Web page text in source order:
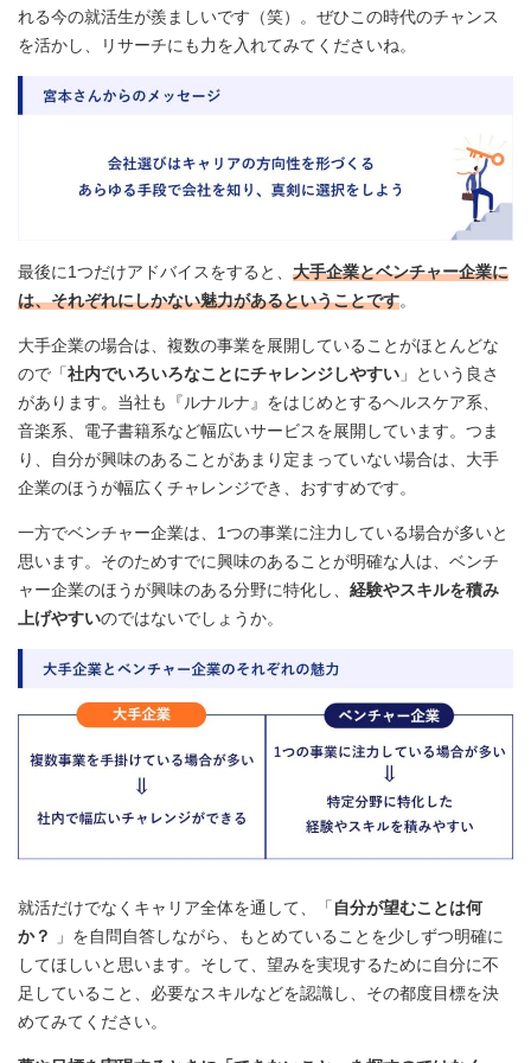
れる今の就活生が羨ましいです（笑）。ぜひこの時代のチャンス
を活かし、リサーチにも力を入れてみてくださいね。
最後に1つだけアドバイスをすると、 大手企業とベンチャー企業に
は、それぞれにしかない魅力があるということです。
大手企業の場合は、複数の事業を展開していることがほとんどな
ので「社内でいろいろなことにチャレンジしやすい 」という良さ
があります。当社も『ルナルナ』をはじめとするヘルスケア系、
音楽系、電子書籍系など幅広いサービスを展開しています。つま
り、自分が興味のあることがあまり定まっていない場合は、大手
企業のほうが幅広くチャレンジでき、おすすめです。
一方でベンチャー企業は、1つの事業に注力している場合が多いと
思います。そのためすでに興味のあることが明確な人は、ベンチ
ャー企業のほうが興味のある分野に特化し、 経験やスキルを積み
上げやすいのではないでしょうか。
就活だけでなくキャリア全体を通して、「自分が望むことは何
か？
」を自問自答しながら、もとめていることを少しずつ明確に
してほしいと思います。そして、望みを実現するために自分に不
足していること、必要なスキルなどを認識し、その都度目標を決
めてみてください。